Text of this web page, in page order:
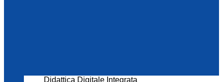
Didattica Digitale Integrata